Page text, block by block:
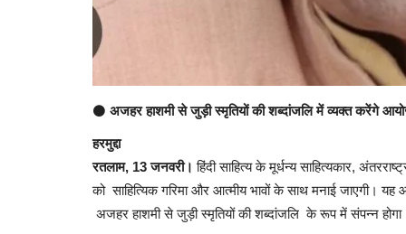
⚫ अजहर हाशमी से जुड़ी स्मृतियों की शब्दांजलि में व्यक्त करेंगे
हरमुद्दा
रतलाम, 13 जनवरी। हिंदी साहित्य के मूर्धन्य साहित्यकार,
को साहित्यिक गरिमा और आत्मीय भावों के साथ मनाई जाएगी। यह
अजहर हाशमी से जुड़ी स्मृतियों की शब्दांजलि के रूप में संपन्न